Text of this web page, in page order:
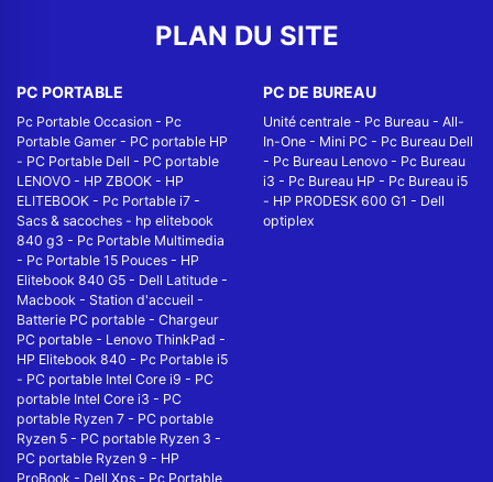
PLAN DU SITE
PC PORTABLE
Pc Portable Occasion - Pc
Portable Gamer - PC portable HP
- PC Portable Dell - PC portable
LENOVO - HP ZBOOK - HP
ELITEBOOK - Pc Portable i7 -
Sacs & sacoches - hp elitebook
840 g3 - Pc Portable Multimedia
- Pc Portable 15 Pouces - HP
Elitebook 840 G5 - Dell Latitude -
Macbook - Station d'accueil -
Batterie PC portable - Chargeur
PC portable - Lenovo ThinkPad -
HP Elitebook 840 - Pc Portable i5
- PC portable Intel Core i9 - PC
portable Intel Core i3 - PC
portable Ryzen 7 - PC portable
Ryzen 5 - PC portable Ryzen 3 -
PC portable Ryzen 9 - HP
ProBook - Dell Xps - Pc Portable
PC DE BUREAU
Unité centrale - Pc Bureau - All-
In-One - Mini PC - Pc Bureau Dell
- Pc Bureau Lenovo - Pc Bureau
i3 - Pc Bureau HP - Pc Bureau i5
- HP PRODESK 600 G1 - Dell
optiplex